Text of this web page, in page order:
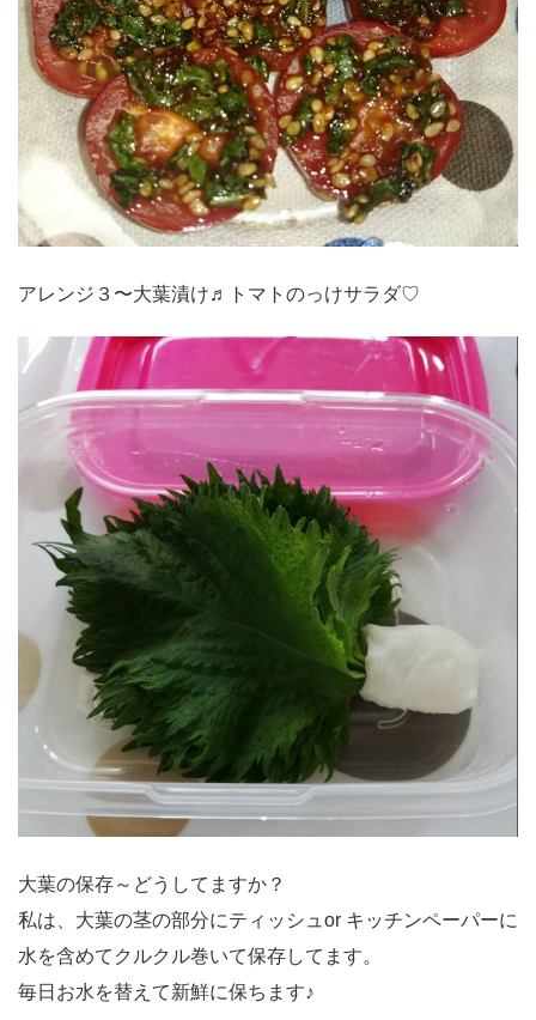
アレンジ３〜大葉漬け♬トマトのっけサラダ♡
大葉の保存～どうしてますか？
私は、大葉の茎の部分にティッシュor キッチンペーパーに
水を含めてクルクル巻いて保存してます。
毎日お水を替えて新鮮に保ちます♪